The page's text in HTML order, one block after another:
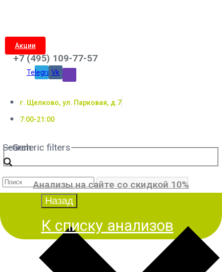
Акции
+7 (495) 109-77-57
TelegramVk
г. Щелково, ул. Парковая, д.7
7:00-21:00
Search
Generic filters
Анализы на сайте со скидкой 10%
К списку анализов